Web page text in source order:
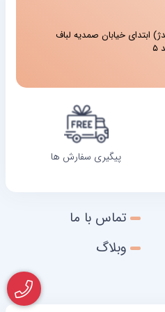
ابتدای خیابان صمدیه لباف
پیگیری سفارش ها
تماس با ما
وبلاگ